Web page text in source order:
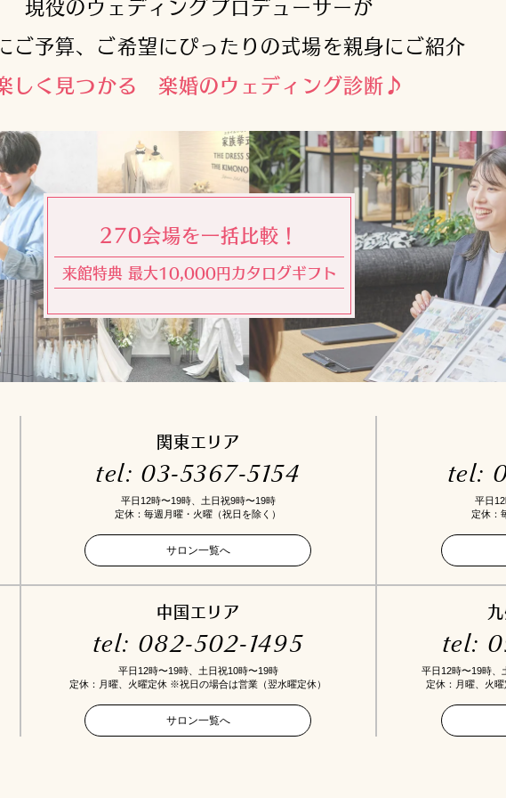
現役のウェディングプロデューサーが
ご予算、ご希望にぴったりの式場を親身にご紹介
しく見つかる 楽婚のウェディング診断♪
270会場を一括比較！
来館特典 最大10,000円カタログギフト
関東エリア
tel: 03-5367-5154
平日12時〜19時、土日祝9時〜19時
定休：毎週月曜・火曜（祝日を除く）
サロン一覧へ
tel:
平日
定休：
中国エリア
tel: 082-502-1495
平日12時〜19時、土日祝10時〜19時
定休：月曜、火曜定休 ※祝日の場合は営業（翌水曜定休）
サロン一覧へ
tel:
平日12時〜19時
定休：月曜、火